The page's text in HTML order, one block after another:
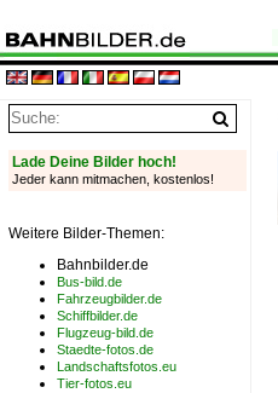
Lade Deine Bilder hoch!
Jeder kann mitmachen, kostenlos!
Weitere Bilder-Themen:
Bahnbilder.de
Bus-bild.de
Fahrzeugbilder.de
Schiffbilder.de
Flugzeug-bild.de
Staedte-fotos.de
Landschaftsfotos.eu
Tier-fotos.eu